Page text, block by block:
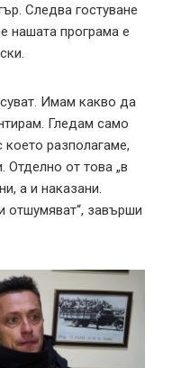
Следва гостуване
нашата програма е
Имам какво да
Гледам само
разполагаме,
Отделно от това „в
а и наказани.
отшумяват“, завърши